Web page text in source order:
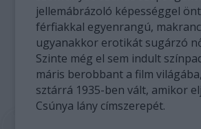
jellemábrázoló képességgel
férfiakkal egyenrangú,
ugyanakkor erotikát sugárzó
Szinte még el sem indult
máris berobbant a film
sztárrá 1935-ben vált, amikor
Csúnya lány címszerepét.